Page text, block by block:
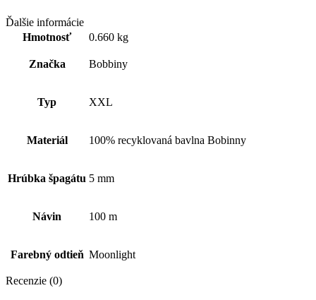
Ďalšie informácie
Hmotnosť
0.660 kg
Značka Bobbiny
Typ XXL
Materiál 100% recyklovaná bavlna Bobinny
Hrúbka špagátu 5 mm
Návin 100 m
Farebný odtieň Moonlight
Recenzie (0)